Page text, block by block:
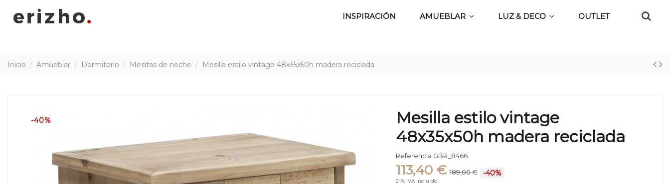
INSPIRACIÓN AMUEBLAR LUZ & DECO OUTLET
Inicio Amueblar Dormitorio Mesitas de noche Mesilla estilo vintage 48x35x50h madera reciclada
-40%
Mesilla estilo vintage
48x35x50h madera reciclada
Referencia GBR_8466
113,40 € 189,00 € -40%
21% IVA incluido